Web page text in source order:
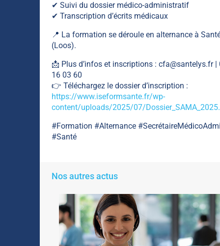
✔ Suivi du dossier médico-administratif
✔ Transcription d’écrits médicaux
📍 La formation se déroule en alternance à
(Loos).
📩 Plus d’infos et inscriptions : cfa@santelys.fr |
16 03 60
👉 Téléchargez le dossier d’inscription :
https://www.iseformsante.fr/wp-
content/uploads/2025/07/
#Formation #Alternance
#Santé
Nos autres actus